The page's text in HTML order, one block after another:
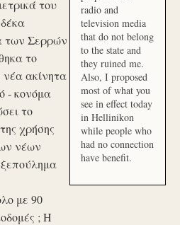
του
των Σερρών
το
νέα ακίνητα
- κονόμα
το
χρήσης
νέων
με 90
; Η
radio and
television media
that do not belong
to the state and
they ruined me.
Also, I proposed
most of what you
see in effect today
in Hellinikon
while people who
had no connection
have benefit.